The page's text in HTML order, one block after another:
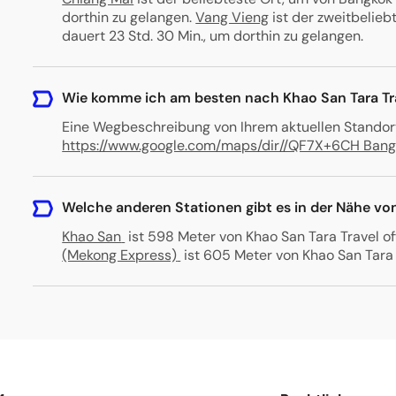
dorthin zu gelangen. Vang Vieng ist der
dauert 23 Std. 30 Min., um dorthin zu gelangen.
Wie komme ich am besten nach Khao San Tara
Eine Wegbeschreibung von Ihrem aktuellen
https://www.google.com/maps/dir//QF7X+6CH
Welche anderen Stationen gibt es in der Nähe
Khao San ist 598 Meter von Khao San Tara Travel
(Mekong Express) ist 605 Meter von Khao San